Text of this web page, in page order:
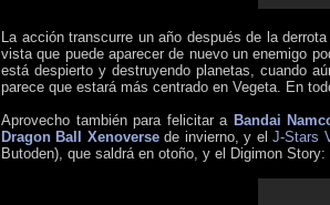
La acción transcurre un año después de la
vista que puede aparecer de nuevo un enemigo
está despierto y destruyendo planetas, cuando
parece que estará más centrado en Vegeta. En
Aprovecho también para felicitar a Bandai
Dragon Ball Xenoversede invierno, y elJ-Stars
Butoden), que saldrá en otoño, y el Digimon